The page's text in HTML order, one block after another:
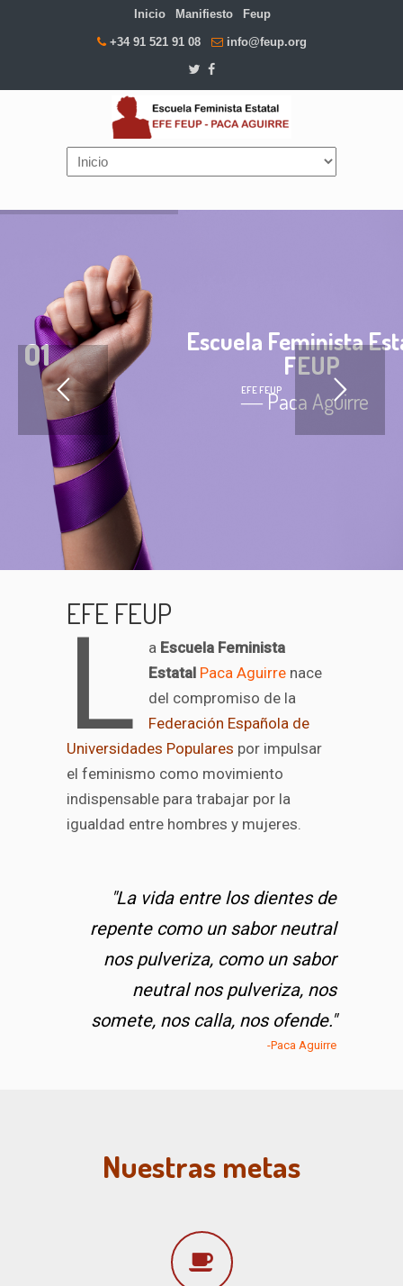
Inicio Manifiesto Feup
+34 91 521 91 08 info@feup.org
Navigation
― Paca Aguirre
EFE FEUP
L a Escuela Feminista
Estatal Paca Aguirre nace
del compromiso de la
Federación Española de
Universidades Populares por impulsar
el feminismo como movimiento
indispensable para trabajar por la
igualdad entre hombres y mujeres.
"La vida entre los dientes de
repente como un sabor neutral
nos pulveriza, como un sabor
neutral nos pulveriza, nos
somete, nos calla, nos ofende."
-Paca Aguirre
Nuestras metas